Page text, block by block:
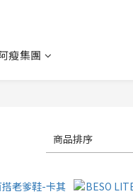
瘦集團
商品排序